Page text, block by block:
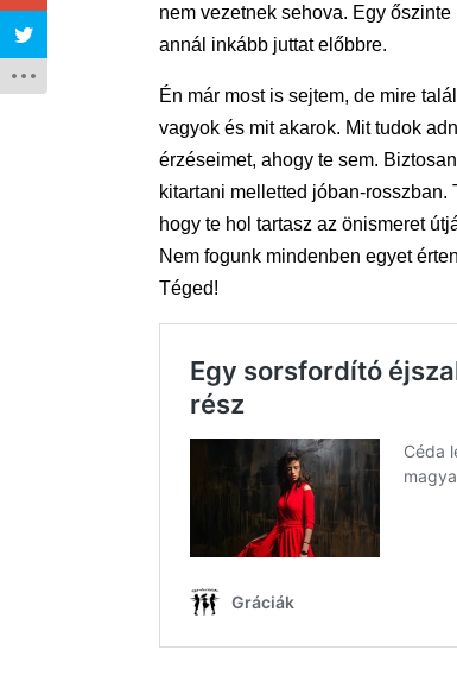
nem vezetnek sehova. Egy
annál inkább juttat előbbre.
Én már most is sejtem, de mire
vagyok és mit akarok. Mit tudok
érzéseimet, ahogy te sem.
kitartani melletted jóban-rosszban.
hogy te hol tartasz az önismeret
Nem fogunk mindenben egyet
Téged!